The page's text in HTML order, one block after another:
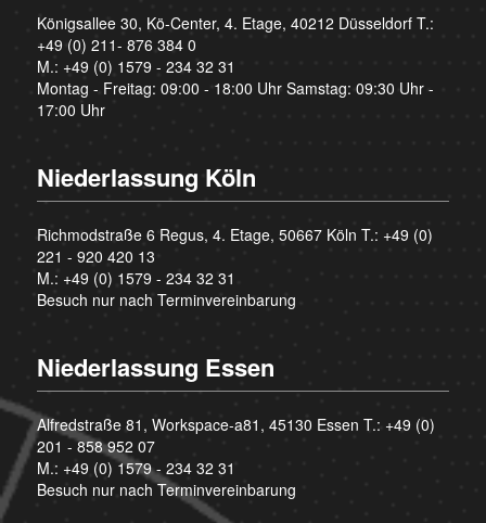
Königsallee 30, Kö-Center, 4. Etage, 40212 Düsseldorf T.:
+49 (0) 211- 876 384 0
M.: +49 (0) 1579 - 234 32 31
Montag - Freitag: 09:00 - 18:00 Uhr Samstag: 09:30 Uhr -
17:00 Uhr
Niederlassung Köln
Richmodstraße 6 Regus, 4. Etage, 50667 Köln T.: +49 (0)
221 - 920 420 13
M.: +49 (0) 1579 - 234 32 31
Besuch nur nach Terminvereinbarung
Niederlassung Essen
Alfredstraße 81, Workspace-a81, 45130 Essen T.: +49 (0)
201 - 858 952 07
M.: +49 (0) 1579 - 234 32 31
Besuch nur nach Terminvereinbarung